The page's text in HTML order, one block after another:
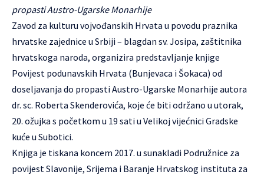
propasti Austro-Ugarske Monarhije
Zavod za kulturu vojvođanskih Hrvata u povodu praznika
hrvatske zajednice u Srbiji – blagdan sv. Josipa, zaštitnika
hrvatskoga naroda, organizira predstavljanje knjige
Povijest podunavskih Hrvata (Bunjevaca i Šokaca) od
doseljavanja do propasti Austro-Ugarske Monarhije autora
dr. sc. Roberta Skenderovića, koje će biti održano u utorak,
20. ožujka s početkom u 19 sati u Velikoj vijećnici Gradske
kuće u Subotici.
Knjiga je tiskana koncem 2017. u sunakladi Podružnice za
povijest Slavonije, Srijema i Baranje Hrvatskog instituta za